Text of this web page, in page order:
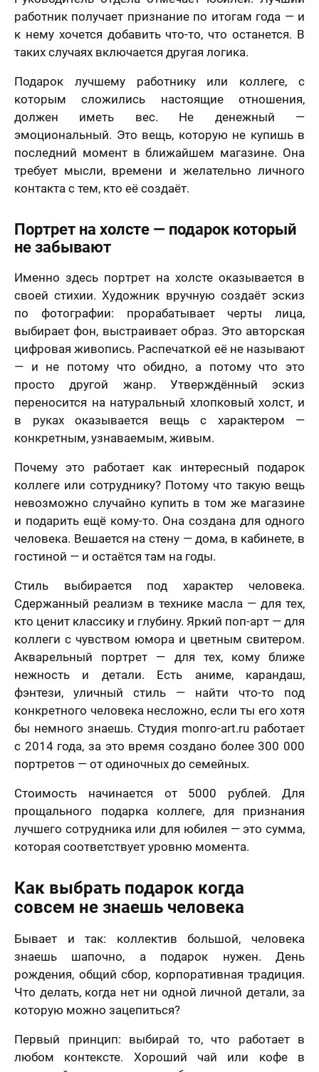
работник получает признание по итогам года — и
к нему хочется добавить что-то, что останется. В
таких случаях включается другая логика.
Подарок лучшему работнику или коллеге, с
которым сложились настоящие отношения,
должен иметь вес. Не денежный —
эмоциональный. Это вещь, которую не купишь в
последний момент в ближайшем магазине. Она
требует мысли, времени и желательно личного
контакта с тем, кто её создаёт.
Портрет на холсте — подарок который
не забывают
Именно здесь портрет на холсте оказывается в
своей стихии. Художник вручную создаёт эскиз
по фотографии: прорабатывает черты лица,
выбирает фон, выстраивает образ. Это авторская
цифровая живопись. Распечаткой её не называют
— и не потому что обидно, а потому что это
просто другой жанр. Утверждённый эскиз
переносится на натуральный хлопковый холст, и
в руках оказывается вещь с характером —
конкретным, узнаваемым, живым.
Почему это работает как интересный подарок
коллеге или сотруднику? Потому что такую вещь
невозможно случайно купить в том же магазине
и подарить ещё кому-то. Она создана для одного
человека. Вешается на стену — дома, в кабинете, в
гостиной — и остаётся там на годы.
Стиль выбирается под характер человека.
Сдержанный реализм в технике масла — для тех,
кто ценит классику и глубину. Яркий поп-арт — для
коллеги с чувством юмора и цветным свитером.
Акварельный портрет — для тех, кому ближе
нежность и детали. Есть аниме, карандаш,
фэнтези, уличный стиль — найти что-то под
конкретного человека несложно, если ты его хотя
бы немного знаешь. Студия monro-art.ru работает
с 2014 года, за это время создано более 300 000
портретов — от одиночных до семейных.
Стоимость начинается от 5000 рублей. Для
прощального подарка коллеге, для признания
лучшего сотрудника или для юбилея — это сумма,
которая соответствует уровню момента.
Как выбрать подарок когда
совсем не знаешь человека
Бывает и так: коллектив большой, человека
знаешь шапочно, а подарок нужен. День
рождения, общий сбор, корпоративная традиция.
Что делать, когда нет ни одной личной детали, за
которую можно зацепиться?
Первый принцип: выбирай то, что работает в
любом контексте. Хороший чай или кофе в
Как
скоро
шаг!